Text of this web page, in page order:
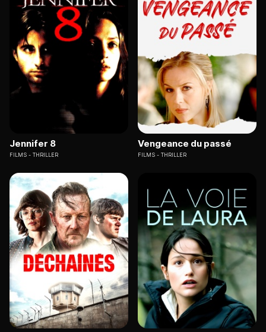
Jennifer 8
FILMS THRILLER
Vengeance du passé
FILMS THRILLER